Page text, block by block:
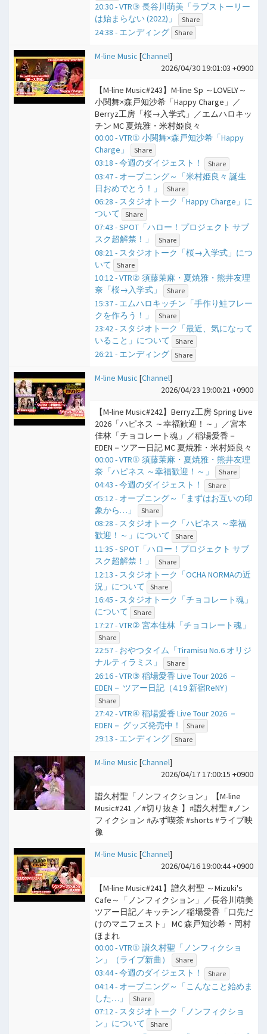
20:30 - VTR③ 長谷川萌美「ラブストーリー
は始まらない (2022)」
Share
24:38 - エンディング Share
M-line Music [Channel]
2026/04/30 19:01:03 +0900
【M-line Music#243】M-line Sp ～LOVELY～
小関舞×森戸知沙希「Happy Charge」／
Berryz工房「桜→入学式」／エムハロキッ
チン MC 夏焼雅・米村姫良々
00:00 - VTR① 小関舞×森戸知沙希「Happy
Charge」
Share
03:18 - 今週のダイジェスト！ Share
03:47 - オープニング～「米村姫良々 誕生
日おめでとう！」
Share
06:28 - スタジオトーク「Happy Charge」に
ついて
Share
07:43 - SPOT「ハロー！プロジェクト サブ
スク超解禁！」
Share
08:21 - スタジオトーク「桜→入学式」につ
いて
Share
10:12 - VTR② 須藤茉麻・夏焼雅・熊井友理
奈「桜→入学式」
Share
15:37 - エムハロキッチン「手作り鮭フレー
クを作ろう！」
Share
23:42 - スタジオトーク「最近、気になって
いること」について
Share
26:21 - エンディング Share
M-line Music [Channel]
2026/04/23 19:00:21 +0900
【M-line Music#242】Berryz工房 Spring Live
2026「ハピネス ～幸福歓迎！～」／宮本
佳林「チョコレート魂」／稲場愛香－
EDEN－ツアー日記 MC 夏焼雅・米村姫良々
00:00 - VTR① 須藤茉麻・夏焼雅・熊井友理
奈「ハピネス ～幸福歓迎！～」
Share
04:43 - 今週のダイジェスト！ Share
05:12 - オープニング～「まずはお互いの印
象から…」
Share
08:28 - スタジオトーク「ハピネス ～幸福
歓迎！～」について
Share
11:35 - SPOT「ハロー！プロジェクト サブ
スク超解禁！」
Share
12:13 - スタジオトーク「OCHA NORMAの近
況」について
Share
16:45 - スタジオトーク「チョコレート魂」
について
Share
17:27 - VTR② 宮本佳林「チョコレート魂」
Share
22:57 - おやつタイム「Tiramisu No.6 オリジ
ナルティラミス」
Share
26:16 - VTR③ 稲場愛香 Live Tour 2026 －
EDEN－ ツアー日記（4.19 新宿ReNY）
Share
27:42 - VTR④ 稲場愛香 Live Tour 2026 －
EDEN－ グッズ発売中！
Share
29:13 - エンディング Share
M-line Music [Channel]
2026/04/17 17:00:15 +0900
譜久村聖「ノンフィクション」【M-line
Music#241 ／#切り抜き 】#譜久村聖 #ノン
フィクション #みず喫茶 #shorts #ライブ映
像
M-line Music [Channel]
2026/04/16 19:00:44 +0900
【M-line Music#241】譜久村聖 ～Mizuki's
Cafe～「ノンフィクション」／長谷川萌美
ツアー日記／キッチン／稲場愛香「口先だ
けのマニフェスト」 MC 森戸知沙希・岡村
ほまれ
00:00 - VTR① 譜久村聖「ノンフィクショ
ン」（ライブ新曲）
Share
03:44 - 今週のダイジェスト！ Share
04:14 - オープニング～「こんなこと始めま
した…」
Share
07:12 - スタジオトーク「ノンフィクショ
ン」について
Share